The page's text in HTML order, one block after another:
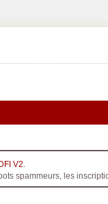
V2
spammeurs, les